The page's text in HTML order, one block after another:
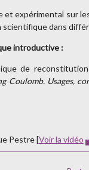
et expérimental sur
scientifique dans
introductive :
de
Coulomb. Usages,
Pestre [Voir la vidéo